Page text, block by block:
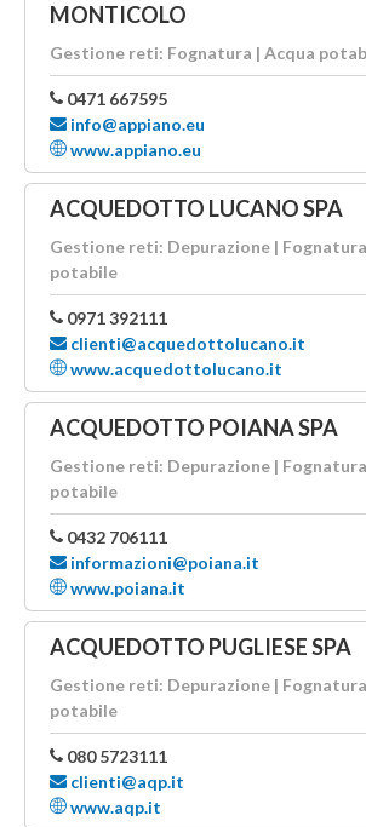
MONTICOLO
Gestione reti: Fognatura | Acqua
0471 667595
info@appiano.eu
www.appiano.eu
ACQUEDOTTO LUCANO SPA
Gestione reti: Depurazione |
potabile
0971 392111
clienti@acquedottolucano.it
www.acquedottolucano.it
ACQUEDOTTO POIANA SPA
Gestione reti: Depurazione |
potabile
0432 706111
informazioni@poiana.it
www.poiana.it
ACQUEDOTTO PUGLIESE SPA
Gestione reti: Depurazione |
potabile
080 5723111
clienti@aqp.it
www.aqp.it